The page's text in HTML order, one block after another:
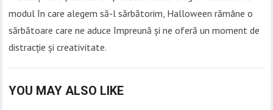
modul în care alegem să-l sărbătorim, Halloween rămâne o
sărbătoare care ne aduce împreună și ne oferă un moment de
distracție și creativitate.
YOU MAY ALSO LIKE